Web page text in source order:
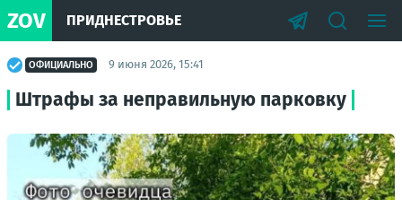
ZOV ПРИДНЕСТРОВЬЕ
ОФИЦИАЛЬНО 9 июня 2026, 15:41
Штрафы за неправильную парковку